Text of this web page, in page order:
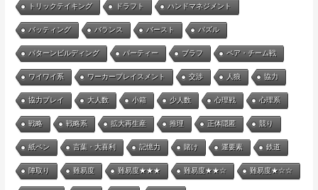
トリックテイキング ドラフト ハンドマネジメント
バッティング バランス バースト パズル
パターンビルディング パーティー ブラフ ペア・チーム戦
ワイワイ系 ワーカープレイスメント 交渉 人狼 協力
協力プレイ 大人数 小箱 少人数 心理戦 心理系
戦略 戦略系 拡大再生産 推理 正体隠匿 競り
紙ペン 言葉・大喜利 記憶力 賭け 運要素 鉄道
陣取り 難易度 難易度★★★ 難易度★★☆ 難易度★☆☆